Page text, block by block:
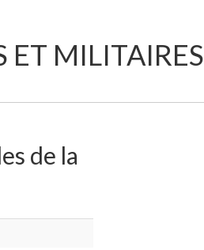
ET MILITAIRES
de la